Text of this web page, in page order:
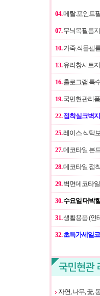
04.메탈.포인트
07.무늬목필름지
10.가죽.직물필
13.유리창시트지
16.홀로그램.특
19.국민현관리
22. 점착실크벽지
25.레이스 식탁
27.데코타일 본
28.데코타일 접
29.벽면데코타
30.수요일 대박
31.생활용품 (인
32.초특가세일코
자연, 나무, 꽃,